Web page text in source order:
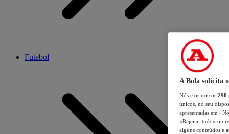
Futebol
A Bola solicita
Nós e os nossos 298
únicos, no seu
apresentadas em
«Rejeitar tudo» ou
alguns conteúdos e